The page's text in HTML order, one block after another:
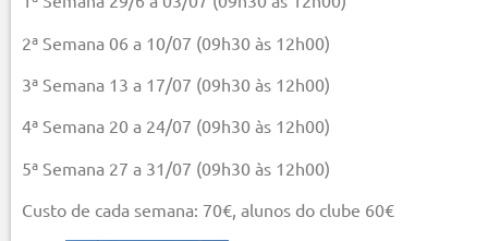
2ª Semana 06 a 10/07 (09h30 às 12h00)
3ª Semana 13 a 17/07 (09h30 às 12h00)
4ª Semana 20 a 24/07 (09h30 às 12h00)
5ª Semana 27 a 31/07 (09h30 às 12h00)
Custo de cada semana: 70€, alunos do clube 60€